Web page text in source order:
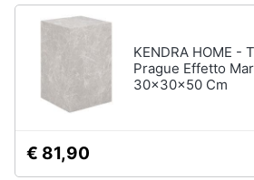
Portabiancheria
Mobili
lavanderia
KENDRA HOME -
Prague Effetto
30x30x50 Cm
€ 81,90